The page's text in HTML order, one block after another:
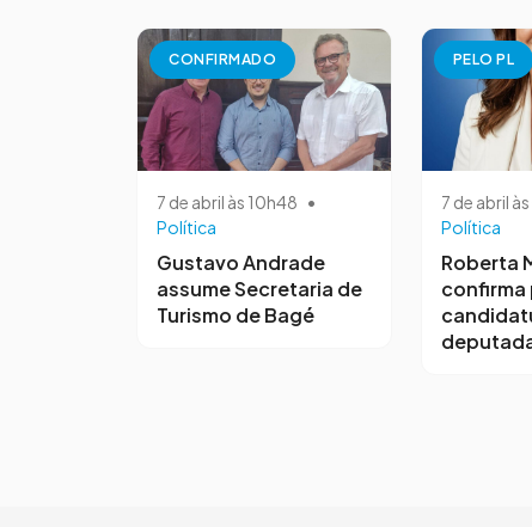
CONFIRMADO
7 de abril às 10h48 •
Política
Gustavo Andrade
assume Secretaria de
Turismo de Bagé
PELO PL
7 de abril
Política
Roberta
confirma